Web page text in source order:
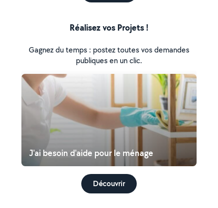
Réalisez vos Projets !
Gagnez du temps : postez toutes vos demandes
publiques en un clic.
J'ai besoin d'aide pour le ménage
Découvrir